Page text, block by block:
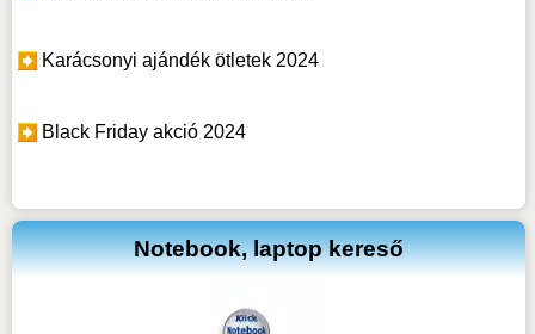
Karácsonyi ajándék ötletek 2024
Black Friday akció 2024
Notebook, laptop kereső